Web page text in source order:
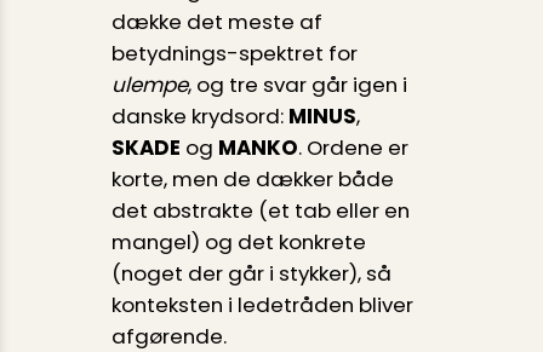
dække det meste af
betydnings-spektret for
ulempe, og tre svar går igen i
danske krydsord: MINUS,
SKADE og MANKO. Ordene er
korte, men de dækker både
det abstrakte (et tab eller en
mangel) og det konkrete
(noget der går i stykker), så
konteksten i ledetråden bliver
afgørende.